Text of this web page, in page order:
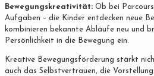
Bewegungskreativität: Ob bei
Aufgaben – die Kinder entdecken neue
kombinieren bekannte Abläufe neu und
Persönlichkeit in die Bewegung ein.
Kreative Bewegungsförderung stärkt
auch das Selbstvertrauen, die